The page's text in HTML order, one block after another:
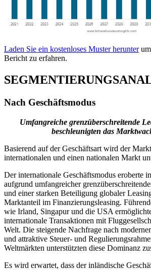
Laden Sie ein kostenloses Muster herunterum
Bericht zu erfahren.
Nach Geschäftsmodus
Umfangreiche grenzüberschreitende
beschleunigten das
Basierend auf der Geschäftsart wird der
internationalen und einen nationalen Markt
Der internationale Geschäftsmodus eroberte
aufgrund umfangreicher
und einer starken Beteiligung globaler
Marktanteil im Finanzierungsleasing.
wie Irland, Singapur und die USA
internationale Transaktionen mit
Welt. Die steigende Nachfrage nach
und attraktive Steuer- und
Weltmärkten unterstützten diese Dominanz
Es wird erwartet, dass der inländische